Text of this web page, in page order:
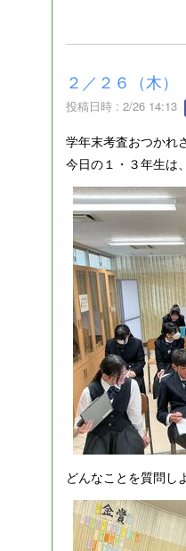
２／２６（木
投稿日時 : 2/26 14:13
学年末考査おつかれ
今日の１・３年生は
どんなことを質問し